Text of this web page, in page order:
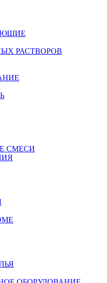
РАСТВОРОВ
СМЕСИ